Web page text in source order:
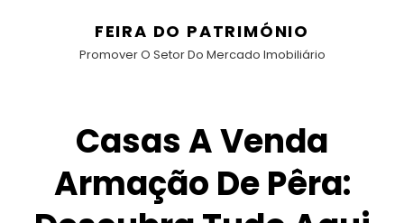
FEIRA DO PATRIMÓNIO
Promover O Setor Do Mercado Imobiliário
Casas A Venda
Armação De Pêra: